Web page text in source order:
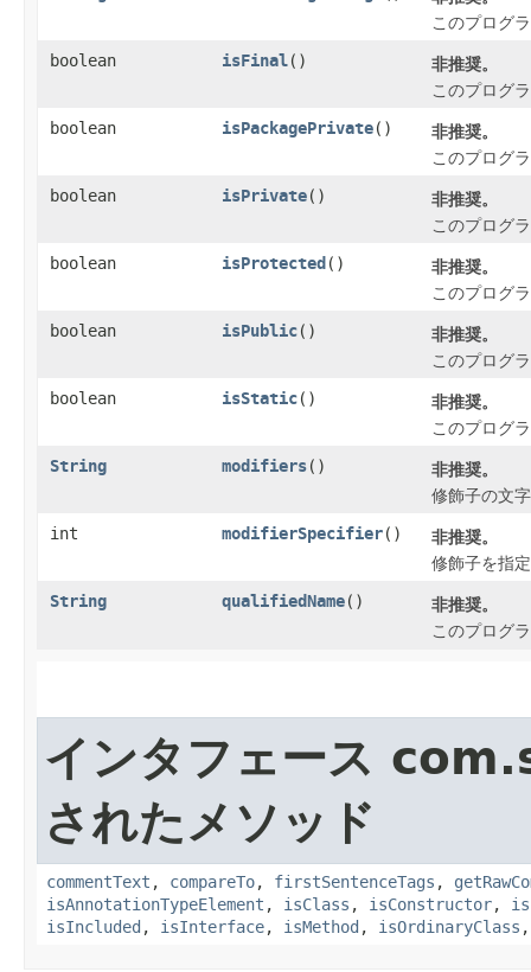
このプログ
boolean isFinal()
非推奨。
このプログ
boolean isPackagePrivate()
非推奨。
このプログ
boolean isPrivate()
非推奨。
このプログ
boolean isProtected ()
非推奨。
このプログ
boolean isPublic()
非推奨。
このプログ
boolean isStatic()
非推奨。
このプログ
String modifiers()
非推奨。
修飾子の文
int modifierSpecifier()
非推奨。
修飾子を指
String qualifiedName()
非推奨。
このプログ
インタフェース
されたメソッド
commentText , compareTo, firstSentenceTags ,
isAnnotationTypeElement , isClass , isConstructor,
isIncluded , isInterface, isMethod , isOrdinaryClass